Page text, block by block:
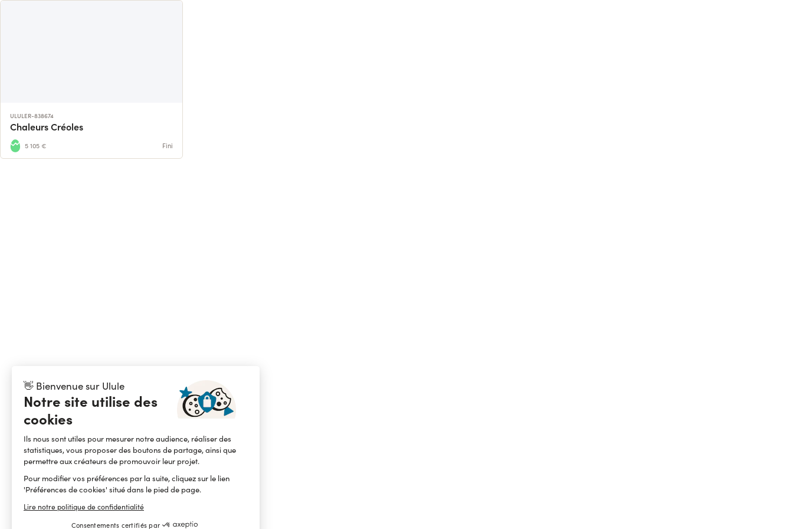
👋 Bienvenue sur Ulule
Notre site utilise des
cookies
Ils nous sont utiles pour mesurer notre audience, réaliser des
statistiques, vous proposer des boutons de partage, ainsi que
permettre aux créateurs de promouvoir leur projet.
Pour modifier vos préférences par la suite, cliquez sur le lien
'Préférences de cookies' situé dans le pied de page.
Lire notre politique de confidentialité
Consentements certifiés par
ULULER-838674
Chaleurs Créoles
5 105 € Fini